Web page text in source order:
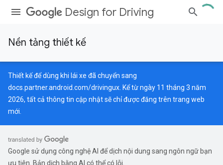
Design for Driving
Nền tảng thiết kế
Thiết kế để dùng khi lái xe đã chuyển sang
docs.partner.android.com/drivingux . Kể từ ngày 11 tháng 3 năm
2026, tất cả thông tin cập nhật sẽ chỉ được đăng trên trang web
mới.
Google sử dụng công nghệ AI để dịch nội dung sang ngôn ngữ bạn
ưu tiên. Bản dịch bằng AI có thể có lỗi.